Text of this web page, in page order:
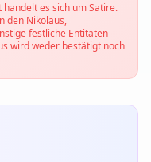
handelt es sich um Satire.
den Nikolaus,
festliche Entitäten
wird weder bestätigt noch